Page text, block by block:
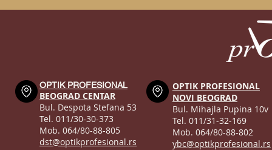
OPTIK PROFESIONAL
BEOGRAD CENTAR
Bul. Despota Stefana 53
Tel. 011/30-30-373
Mob. 064/80-88-805
dst@optikprofesional.rs
OPTIK PROFESIONAL
NOVI BEOGRAD
Bul. Mihajla Pupina 10v
Tel. 011/31-32-169
Mob. 064/80-88-802
ybc@optikprofesional.rs